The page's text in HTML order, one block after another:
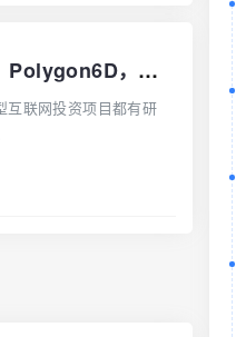
警惕！中永国昌，Sollong，众海联盟，央储统清，博纳商城，Polygon6D，蜂巢网络
互联网投资项目都有研